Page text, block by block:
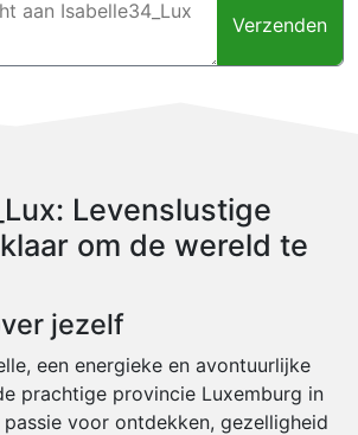
Verzenden
Levenslustige
om de wereld te
jezelf
een energieke en avontuurlijke
prachtige provincie Luxemburg in
passie voor ontdekken, gezelligheid